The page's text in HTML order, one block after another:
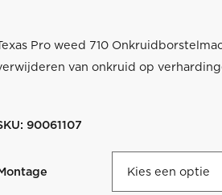
Pro weed 710
van onkruid op
90061107